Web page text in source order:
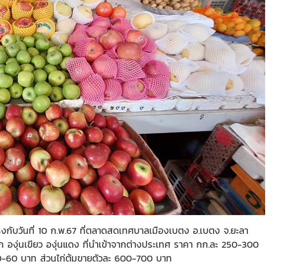
บวันที่ 10 ก.พ.67 ที่ตลาดสดเทศบาลเมืองเบตง อ.เบตง จ.ยะลา
งุ่นเขียว องุ่นแดง ที่นำเข้าจากต่างประเทศ ราคา กก.ละ 250-300
บาท ส่วนไก่ต้มขายตัวละ 600-700 บาท